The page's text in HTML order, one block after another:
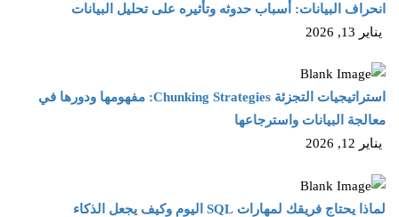
انحراف البيانات: أسباب حدوثه وتأثيره على تحليل البيانات
يناير 13, 2026
استراتيجيات التجزئة Chunking Strategies: مفهومها ودورها في
معالجة البيانات واسترجاعها
يناير 12, 2026
لماذا يحتاج فريقك لمهارات SQL اليوم وكيف يجعل الذكاء